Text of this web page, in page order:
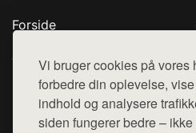
Vi bruger cookies på vores
forbedre din oplevelse,
indhold og analysere
siden fungerer bedre –
Forside
Top Rabatter
Blog
Kontakt